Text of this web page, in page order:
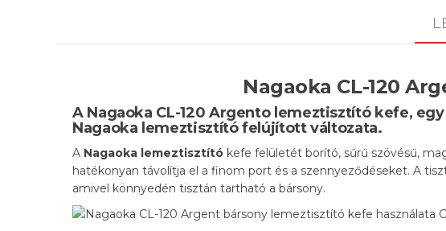
Nagaoka CL-120
A Nagaoka CL-120 Argento lemeztisztító kefe,
Nagaoka lemeztisztító felújított változata.
A Nagaoka lemeztisztító kefe felületét borító, sűrű szövésű,
hatékonyan távolítja el a finom port és a szennyeződéseket. A
amivel könnyedén tisztán tartható a bársony.